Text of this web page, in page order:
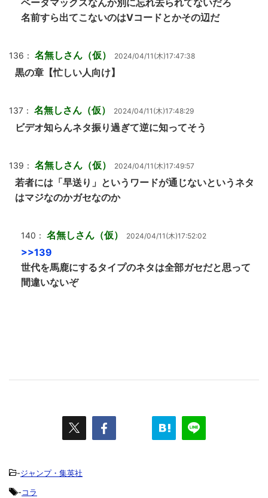
ベータマックスなんか別に忘れ去られてないだろ
名前すら出てこないのはVコードとかその辺だ
136： 名無しさん（仮） 2024/04/11(木)17:47:38
黒の章【忙しい人向け】
137： 名無しさん（仮） 2024/04/11(木)17:48:29
ビデオ知らんネタ振り過ぎて逆に知ってそう
139： 名無しさん（仮） 2024/04/11(木)17:49:57
若者には「早送り」というワードが通じないというネタ
はマジなのかガセなのか
140： 名無しさん（仮） 2024/04/11(木)17:52:02
>>139
世代を馬鹿にするタイプのネタは全部ガセだと思って
間違いないぞ
-ジャンプ・集英社
-コラ